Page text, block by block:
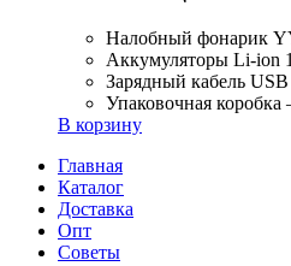
Налобный фонарик
Аккумуляторы Li-ion
Зарядный кабель
Упаковочная
В корзину
Главная
Каталог
Доставка
Опт
Советы